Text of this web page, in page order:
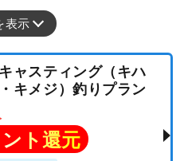
表示
ャスティング（キハ
キメジ）釣りプラン
ト還元